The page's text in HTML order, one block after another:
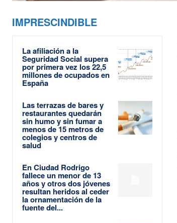
IMPRESCINDIBLE
La afiliación a la
Seguridad Social supera
por primera vez los 22,5
millones de ocupados en
España
Las terrazas de bares y
restaurantes quedarán
sin humo y sin fumar a
menos de 15 metros de
colegios y centros de
salud
En Ciudad Rodrigo
fallece un menor de 13
años y otros dos jóvenes
resultan heridos al ceder
la ornamentación de la
fuente del...